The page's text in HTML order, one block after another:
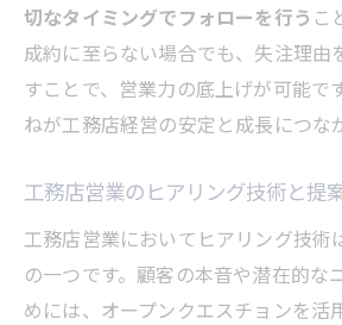
切なタイミングでフォローを行う こ
成約に至らない場合でも、失注理由
すことで、営業力の底上げが可能で
ねが工務店経営の安定と成長につな
工務店営業のヒアリング技術と提
工務店営業においてヒアリング技術
の一つです。顧客の本音や潜在的な
めには、オープンクエスチョンを活